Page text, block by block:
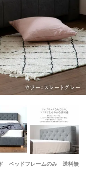
ベッドフレームのみ 送料無